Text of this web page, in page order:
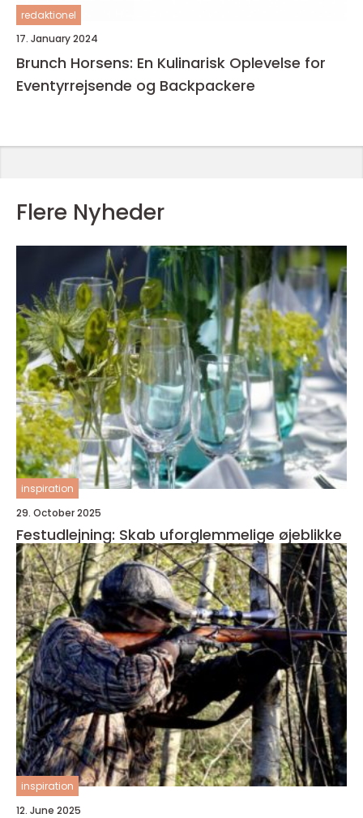
redaktionel
17. January 2024
Brunch Horsens: En Kulinarisk Oplevelse for
Eventyrrejsende og Backpackere
Flere Nyheder
inspiration
29. October 2025
Festudlejning: Skab uforglemmelige øjeblikke
inspiration
12. June 2025